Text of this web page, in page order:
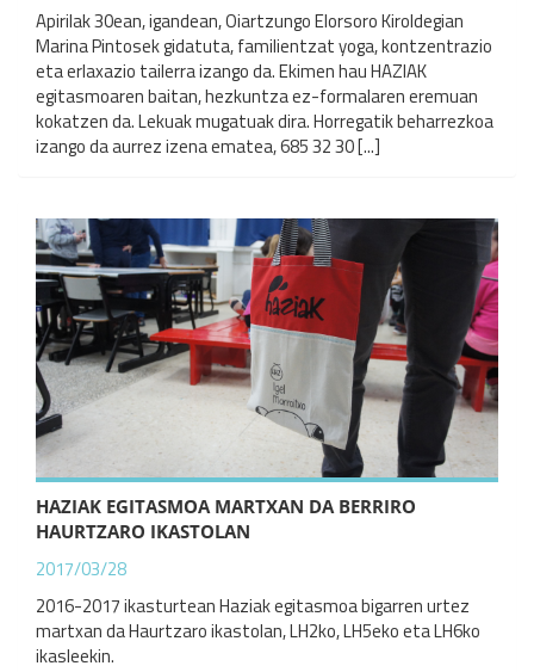
Apirilak 30ean, igandean, Oiartzungo Elorsoro Kiroldegian
Marina Pintosek gidatuta, familientzat yoga, kontzentrazio
eta erlaxazio tailerra izango da. Ekimen hau HAZIAK
egitasmoaren baitan, hezkuntza ez-formalaren eremuan
kokatzen da. Lekuak mugatuak dira. Horregatik beharrezkoa
izango da aurrez izena ematea, 685 32 30 [...]
HAZIAK EGITASMOA MARTXAN DA BERRIRO
HAURTZARO IKASTOLAN
2017/03/28
2016-2017 ikasturtean Haziak egitasmoa bigarren urtez
martxan da Haurtzaro ikastolan, LH2ko, LH5eko eta LH6ko
ikasleekin.